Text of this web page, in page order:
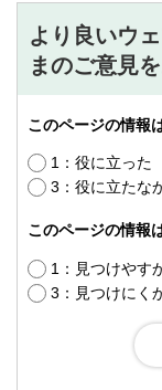
より良いウ
まのご意見
このページの情報
1：役に立った
3：役に立たな
このページの情報
1：見つけやす
3：見つけにく